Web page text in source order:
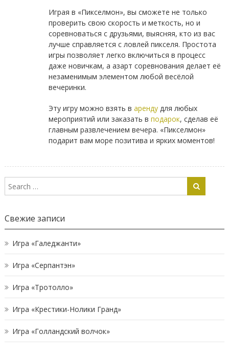
Играя в «Пикселмон», вы сможете не только
проверить свою скорость и меткость, но и
соревноваться с друзьями, выясняя, кто из вас
лучше справляется с ловлей пикселя. Простота
игры позволяет легко включиться в процесс
даже новичкам, а азарт соревнования делает её
незаменимым элементом любой весёлой
вечеринки.
Эту игру можно взять в арендудля любых
мероприятий или заказать в подарок, сделав её
главным развлечением вечера. «Пикселмон»
подарит вам море позитива и ярких моментов!
Свежие записи
Игра «Галеджанти»
Игра «Серпантэн»
Игра «Тротолло»
Игра «Крестики-Нолики Гранд»
Игра «Голландский волчок»